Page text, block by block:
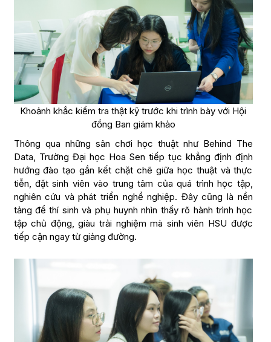
Khoảnh khắc kiểm tra thật kỹ trước khi trình bày với Hội
đồng Ban giám khảo
Thông qua những sân chơi học thuật như Behind The
Data, Trường Đại học Hoa Sen tiếp tục khẳng định định
hướng đào tạo gắn kết chặt chẽ giữa học thuật và thực
tiễn, đặt sinh viên vào trung tâm của quá trình học tập,
nghiên cứu và phát triển nghề nghiệp. Đây cũng là nền
tảng để thí sinh và phụ huynh nhìn thấy rõ hành trình học
tập chủ động, giàu trải nghiệm mà sinh viên HSU được
tiếp cận ngay từ giảng đường.